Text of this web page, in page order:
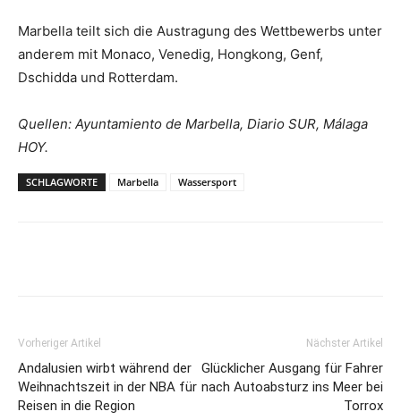
Marbella teilt sich die Austragung des Wettbewerbs unter
anderem mit Monaco, Venedig, Hongkong, Genf,
Dschidda und Rotterdam.
Quellen: Ayuntamiento de Marbella, Diario SUR, Málaga
HOY.
SCHLAGWORTE Marbella Wassersport
Vorheriger Artikel
Andalusien wirbt während der
Weihnachtszeit in der NBA für
Reisen in die Region
Nächster Artikel
Glücklicher Ausgang für Fahrer
nach Autoabsturz ins Meer bei
Torrox